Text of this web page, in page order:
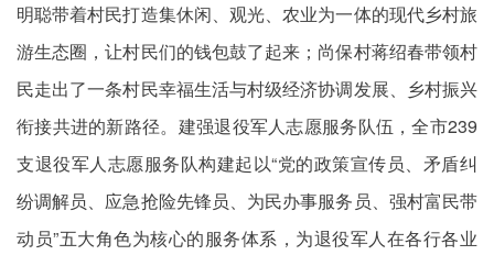
明聪带着村民打造集休闲、观光、农业为一体的现代乡村旅
游生态圈，让村民们的钱包鼓了起来；尚保村蒋绍春带领村
民走出了一条村民幸福生活与村级经济协调发展、乡村振兴
衔接共进的新路径。建强退役军人志愿服务队伍，全市239
支退役军人志愿服务队构建起以“党的政策宣传员、矛盾纠
纷调解员、应急抢险先锋员、为民办事服务员、强村富民带
动员”五大角色为核心的服务体系，为退役军人在各行各业